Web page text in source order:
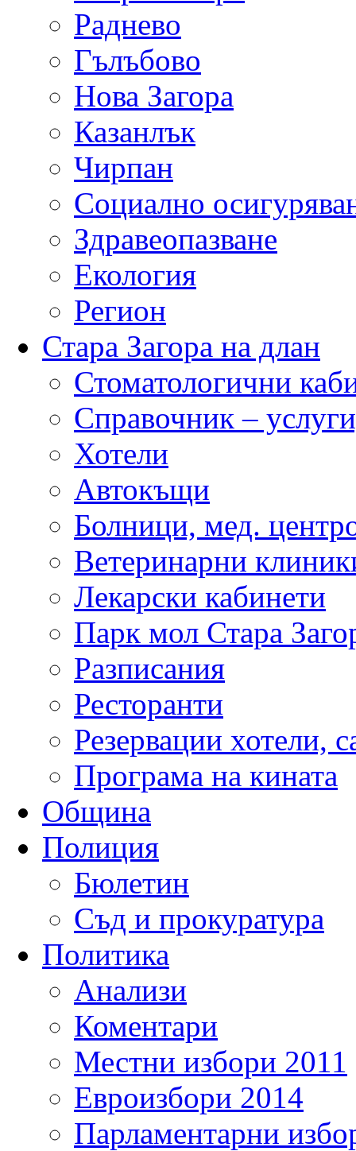
Раднево
Гълъбово
Нова Загора
Казанлък
Чирпан
Социално
Здравеопазване
Екология
Регион
Стара Загора на длан
Стоматологични
Справочник –
Хотели
Автокъщи
Болници, мед.
Ветеринарни
Лекарски кабинети
Парк мол Стара
Разписания
Ресторанти
Резервации хотели,
Програма на кината
Община
Полиция
Бюлетин
Съд и прокуратура
Политика
Анализи
Коментари
Местни избори 2011
Евроизбори 2014
Парламентарни